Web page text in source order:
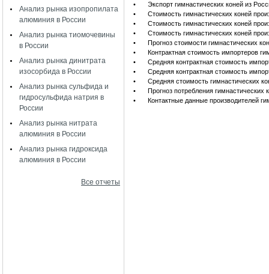
Анализ рынка изопропилата
алюминия в России
Анализ рынка тиомочевины
в России
Анализ рынка динитрата
изосорбида в России
Анализ рынка сульфида и
гидросульфида натрия в
России
Анализ рынка нитрата
алюминия в России
Анализ рынка гидроксида
алюминия в России
Все отчеты
•
Экспорт гимнастических коней из
•
Стоимость гимнастических коней
•
Стоимость гимнастических коней
•
Стоимость гимнастических коней
•
Прогноз стоимости гимнастических
•
Контрактная стоимость импортеров
•
Средняя контрактная стоимость
•
Средняя контрактная стоимость
•
Средняя стоимость гимнастических
•
Прогноз потребления гимнастических
•
Контактные данные производителей